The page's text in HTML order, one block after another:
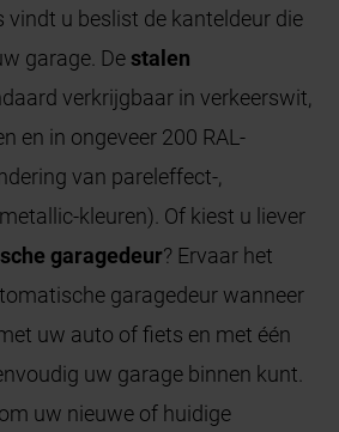
vindt u beslist de kanteldeur die
garage. De stalen
verkrijgbaar in verkeerswit,
en in ongeveer 200 RAL-
van pareleffect-,
kleuren). Of kiest u liever
garagedeur? Ervaar het
garagedeur wanneer
uw auto of fiets en met één
uw garage binnen kunt.
uw nieuwe of huidige